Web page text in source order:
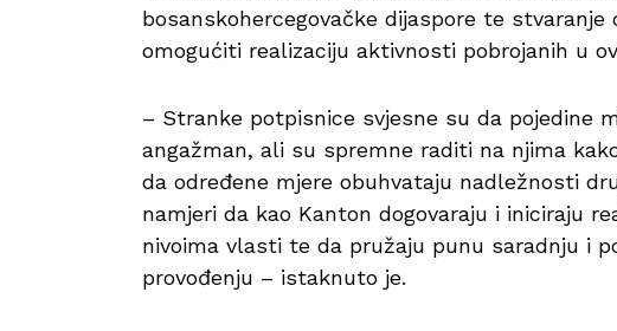
bosanskohercegovačke dijaspore te
omogućiti realizaciju aktivnosti pobrojanih u
– Stranke potpisnice svjesne su da pojedine
angažman, ali su spremne raditi na njima
da određene mjere obuhvataju nadležnosti
namjeri da kao Kanton dogovaraju i iniciraju
nivoima vlasti te da pružaju punu saradnju i
provođenju – istaknuto je.